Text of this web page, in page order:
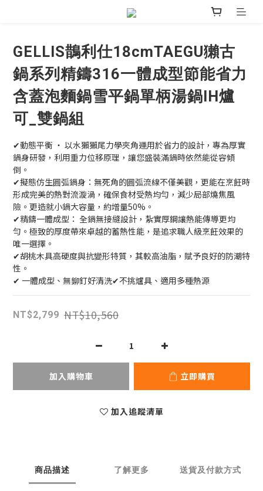
GELLIS鵲利仕18cmTAEGU獺古
鍋系列精鑄316一體成型節能省力
含蓋泡麵鍋雪平鍋單柄湯鍋IH爐
可_雙鍋組
✔動態平衡 ‧ 以水獺獺尾力學夾角運用於省力的設計，專為厚實
鍋身研發，利用重力位移原理，讓您盛裝滿鍋時依然能從容傾
倒。
✔擬態仿生圓弧鍋身：無死角的圓弧流線不僅美觀，更能在烹飪時
形成完美的熱對流漩渦，確保食材受熱均勻，減少局部燒焦風
險。更造就小鍋大容量，約增量50%。
✔精鑄一體成型： 全鍋無接縫設計，紮實厚鋼讓熱能傳導更均
勻。極致的厚度帶來卓越的蓄熱性能，是追求職人級烹飪效果的
唯一選擇。
✔胡桃木具高硬度與抗變形特質，其較高油脂，賦予良好的防潮特
性。
✔ 一體成型、無鉚釘好清洗✔不挑爐具、適用多種熱源
NT$2,799 NT$10,560
加入購物車 立即購買
加入追蹤清單
商品描述 了解更多 送貨及付款方式